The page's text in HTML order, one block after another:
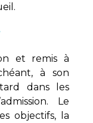
et remis à
à son
dans les
Le
objectifs, la